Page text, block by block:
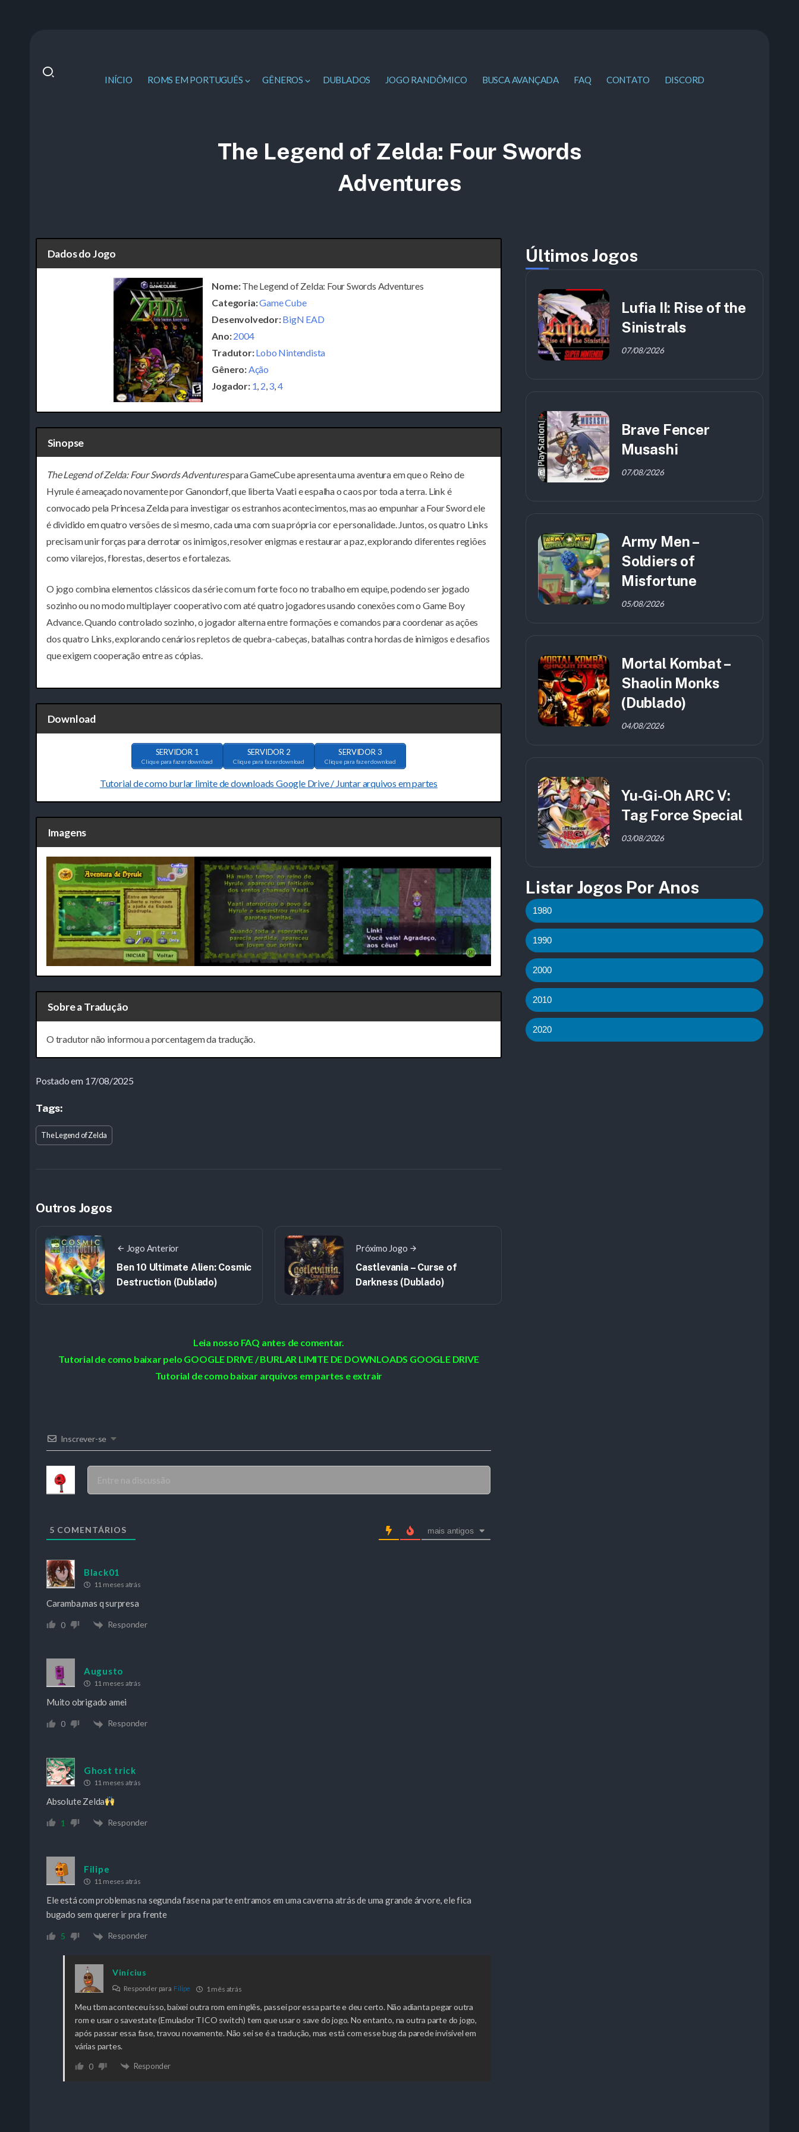
INÍCIO ROMS EM PORTUGUÊS GÊNEROS DUBLADOS JOGO RANDÔMICO BUSCA AVANÇADA FAQ CONTATO DISCORD
The Legend of Zelda: Four Swords
Adventures
Dados do Jogo
Nome:The Legend of Zelda: Four Swords Adventures
Categoria:Game Cube
Desenvolvedor:BigN EAD
Ano:2004
Tradutor:Lobo Nintendista
Gênero: Ação
Jogador: 1 2 3 4
Sinopse
The Legend of Zelda: Four Swords Adventurespara GameCube apresenta uma aventura em que o Reino de
Hyrule é ameaçado novamente por Ganondorf, que liberta Vaati e espalha o caos por toda a terra. Link é
convocado pela Princesa Zelda para investigar os estranhos acontecimentos, mas ao empunhar a Four Sword ele
é dividido em quatro versões de si mesmo, cada uma com sua própria cor e personalidade. Juntos, os quatro Links
precisam unir forças para derrotar os inimigos, resolver enigmas e restaurar a paz, explorando diferentes regiões
como vilarejos, florestas, desertos e fortalezas.
O jogo combina elementos clássicos da série com um forte foco no trabalho em equipe, podendo ser jogado
sozinho ou no modo multiplayer cooperativo com até quatro jogadores usando conexões com o Game Boy
Advance. Quando controlado sozinho, o jogador alterna entre formações e comandos para coordenar as ações
dos quatro Links, explorando cenários repletos de quebra-cabeças, batalhas contra hordas de inimigos e desafios
que exigem cooperação entre as cópias.
Download
SERVIDOR 1
Clique para fazer download
SERVIDOR 2
Clique para fazer download
SERVIDOR 3
Clique para fazer download
Tutorial de como burlar limite de downloads Google Drive / Juntar arquivos em partes
Imagens
Sobre a Tradução
O tradutor não informou a porcentagem da tradução.
Postado em 17/08/2025
Tags:
The Legend of Zelda
Outros Jogos
Jogo Anterior
Ben 10 Ultimate Alien: Cosmic
Destruction (Dublado)
Próximo Jogo
Castlevania – Curse of
Darkness (Dublado)
Leia nosso FAQ antes de comentar.
Tutorial de como baixar pelo GOOGLE DRIVE / BURLAR LIMITE DE DOWNLOADS GOOGLE DRIVE
Tutorial de como baixar arquivos em partes e extrair
Inscrever-se
5 COMENTÁRIOS mais antigos
Black01
11 meses atrás
Caramba,mas q surpresa
0 Responder
Augusto
11 meses atrás
Muito obrigado amei
0 Responder
Ghost trick
11 meses atrás
Absolute Zelda
1 Responder
Filipe
11 meses atrás
Ele está com problemas na segunda fase na parte entramos em uma caverna atrás de uma grande árvore, ele fica
bugado sem querer ir pra frente
5 Responder
Vinícius
Responder para Filipe 1 mês atrás
Meu tbm aconteceu isso, baixei outra rom em inglês, passei por essa parte e deu certo. Não adianta pegar outra
rom e usar o savestate (Emulador TICO switch) tem que usar o save do jogo. No entanto, na outra parte do jogo,
após passar essa fase, travou novamente. Não sei se é a tradução, mas está com esse bug da parede invisível em
várias partes.
0 Responder
Últimos Jogos
Lufia II: Rise of the
Sinistrals
07/08/2026
Brave Fencer
Musashi
07/08/2026
Army Men –
Soldiers of
Misfortune
05/08/2026
Mortal Kombat –
Shaolin Monks
(Dublado)
04/08/2026
Yu-Gi-Oh ARC V:
Tag Force Special
03/08/2026
Listar Jogos Por Anos
1980
1990
2000
2010
2020